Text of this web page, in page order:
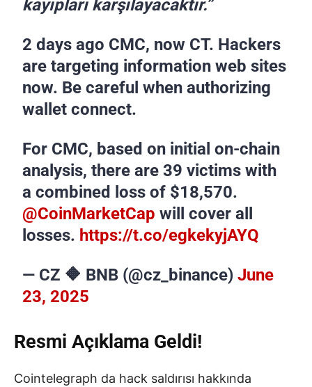
kayıpları karşılayacaktır.”
2 days ago CMC, now CT. Hackers
are targeting information web sites
now. Be careful when authorizing
wallet connect.
For CMC, based on initial on-chain
analysis, there are 39 victims with
a combined loss of $18,570.
@CoinMarketCap will cover all
losses. https://t.co/egkekyjAYQ
— CZ 🔶 BNB (@cz_binance)June
23, 2025
Resmi Açıklama Geldi!
Cointelegraph da hack saldırısı hakkında